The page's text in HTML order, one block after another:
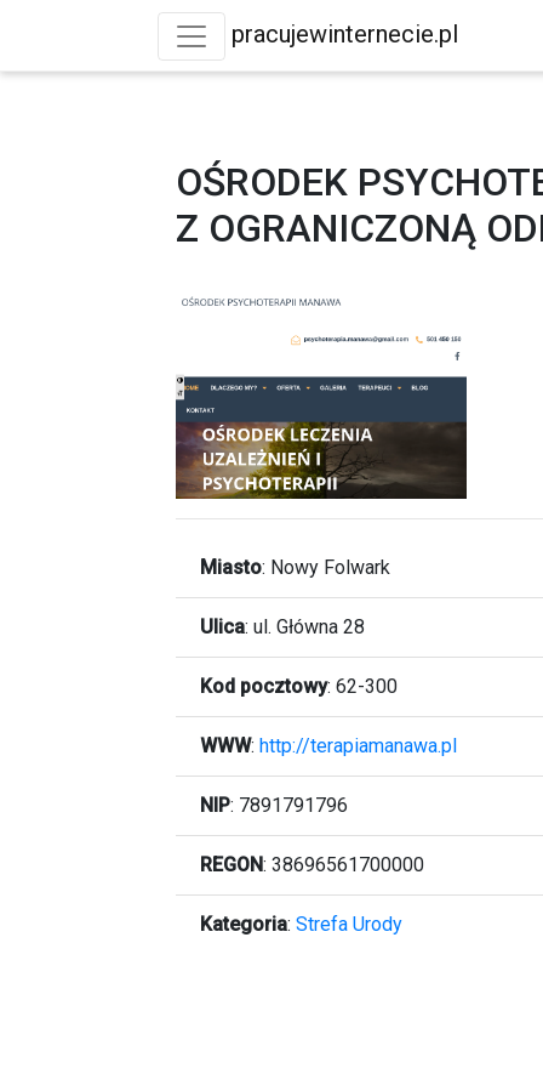
pracujewinternecie.pl
OŚRODEK
Z OGRANICZONĄ
Miasto: Nowy Folwark
Ulica: ul. Główna 28
Kod pocztowy: 62-300
WWW: http://terapiamanawa.pl
NIP: 7891791796
REGON: 38696561700000
Kategoria: Strefa Urody